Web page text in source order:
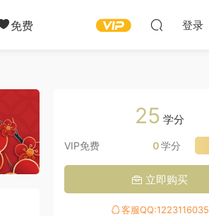
免费 登录
25 学分
VIP免费 0学分
立即购买
客服QQ:1223116035